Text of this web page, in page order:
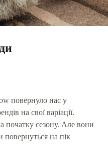
повернуло нас у
на свої варіації.
початку сезону. Але вони
повернуться на пік